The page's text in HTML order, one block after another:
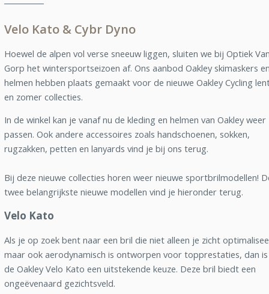
Velo Kato & Cybr Dyno
Hoewel de alpen vol verse sneeuw liggen, sluiten we bij Optiek
Gorp het wintersportseizoen af. Ons aanbod Oakley skimaskers
helmen hebben plaats gemaakt voor de nieuwe Oakley Cycling
en zomer collecties.
In de winkel kan je vanaf nu de kleding en helmen van Oakley weer
passen. Ook andere accessoires zoals handschoenen, sokken,
rugzakken, petten en lanyards vind je bij ons terug.
Bij deze nieuwe collecties horen weer nieuwe sportbrilmodellen!
twee belangrijkste nieuwe modellen vind je hieronder terug.
Velo Kato
Als je op zoek bent naar een bril die niet alleen je zicht
maar ook aerodynamisch is ontworpen voor topprestaties, dan is
de Oakley Velo Kato een uitstekende keuze. Deze bril biedt een
ongeëvenaard gezichtsveld.